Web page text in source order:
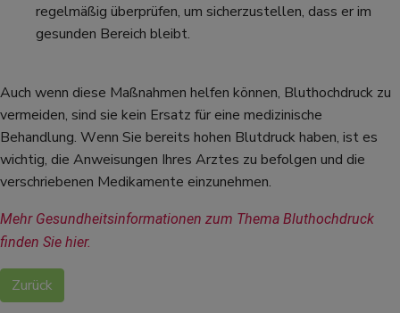
Zurück
regelmäßig überprüfen, um sicherzustellen, dass er im
gesunden Bereich bleibt.
Auch wenn diese Maßnahmen helfen können, Bluthochdruck zu
vermeiden, sind sie kein Ersatz für eine medizinische
Behandlung. Wenn Sie bereits hohen Blutdruck haben, ist es
wichtig, die Anweisungen Ihres Arztes zu befolgen und die
verschriebenen Medikamente einzunehmen.
Mehr Gesundheitsinformationen zum Thema Bluthochdruck
finden Sie hier.